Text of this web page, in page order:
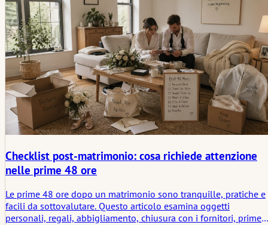
Checklist post-matrimonio: cosa richiede attenzione
nelle prime 48 ore
Le prime 48 ore dopo un matrimonio sono tranquille, pratiche e
facili da sottovalutare. Questo articolo esamina oggetti
personali, regali, abbigliamento, chiusura con i fornitori, prime